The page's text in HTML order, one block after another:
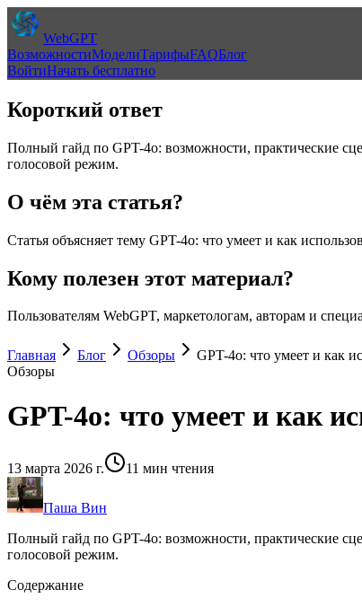
WebGPT
ВозможностиМоделиТарифыFAQБлог
ВойтиНачать бесплатно
Короткий ответ
Полный гайд по GPT-4o: возможности, практические
голосовой режим.
О чём эта статья?
Статья объясняет тему GPT-4o: что умеет и как
Кому полезен этот материал?
Пользователям WebGPT, маркетологам, авторам и
Главная Блог Обзоры
GPT-4o: что умеет и как
Обзоры
GPT-4o: что умеет и как
13 марта 2026 г. 11 мин чтения
Паша Вин
Полный гайд по GPT-4o: возможности, практические
голосовой режим.
Содержание